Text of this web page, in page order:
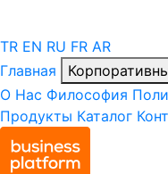
TR EN RU FR AR
Главная
О Нас Философия
Продукты Каталог